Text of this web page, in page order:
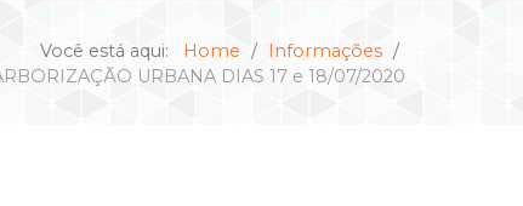
Você está aqui: Home
Informações
URBANA DIAS 17 e 18/07/2020